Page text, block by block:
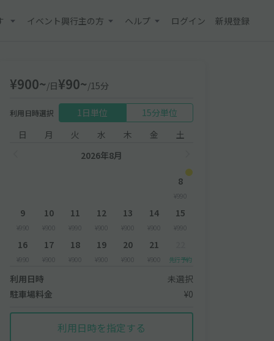
イベント興行主の方 ヘルプ ログイン 新規登録
¥900~/日¥90~/15分
利用日時選択 1日単位
15分単位
日
月 火 水 木 金
土
2026年8月
8
¥990
9
¥990
10
¥900
11
¥990
12
¥900
13
¥900
14
¥900
15
¥990
16
¥990
17
¥900
18
¥900
19
¥900
20
¥900
21
¥900 先行予約
利用日時
未選択
駐車場料金
¥0
利用日時を指定する